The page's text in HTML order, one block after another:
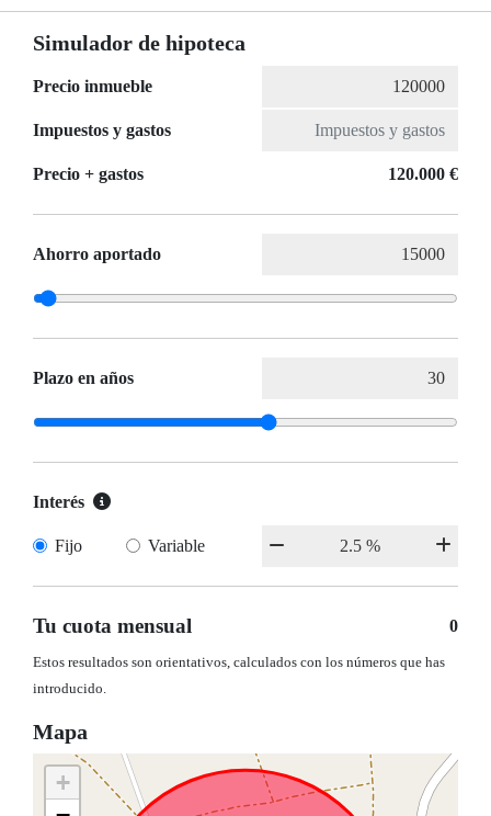
Simulador de hipoteca
Precio inmueble
Impuestos y gastos
Precio + gastos 120.000 €
Ahorro aportado
Plazo en años
Interés
Fijo Variable
Tu cuota mensual 0
Estos resultados son orientativos, calculados con los números que has
introducido.
Mapa
+